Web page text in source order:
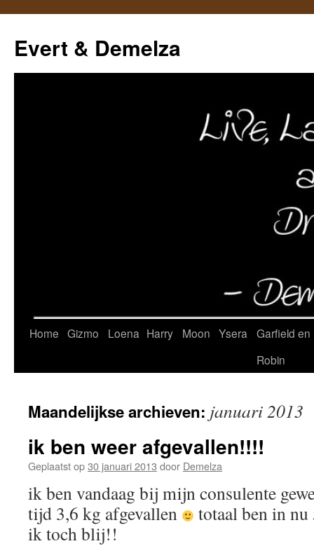
de
inhoud
Evert & Demelza
Home Gizmo Loena Harry Moon Ysera
Garfield en
Robin
Maandelijkse archieven: januari 2013
ik ben weer afgevallen!!!!
Geplaatst op30 januari 2013 door Demelza
ik ben vandaag bij mijn consulente
tijd 3,6 kg afgevallen
totaal ben in
ik toch blij!!